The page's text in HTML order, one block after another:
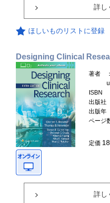
詳し
ほしいものリストに登録
Designing Clinical
著者
ISBN
出版社
出版年
ページ
定価
詳し